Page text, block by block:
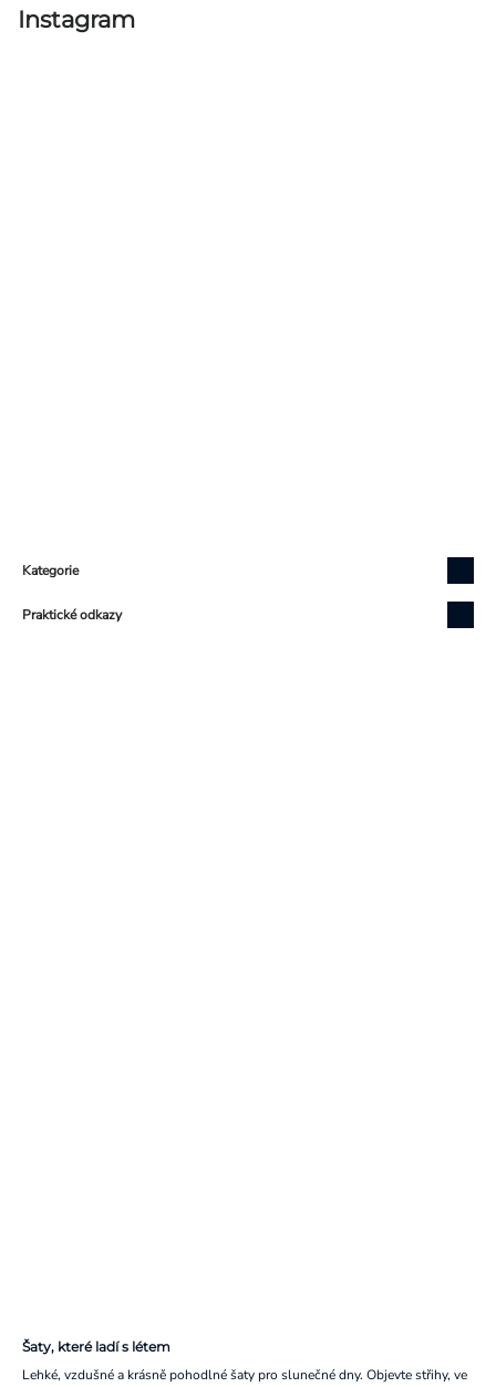
Instagram
Kategorie
Praktické odkazy
Šaty, které ladí s létem
Lehké, vzdušné a krásně pohodlné šaty pro slunečné dny. Objevte střihy, ve